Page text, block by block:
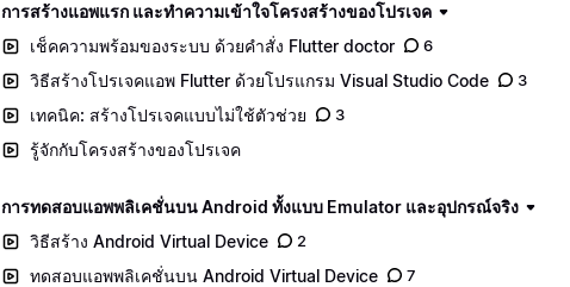
การสร้างแอพแรก และทำความเข้าใจโครงสร้างของโปรเจค
เช็คความพร้อมของระบบ ด้วยคำสั่ง Flutter doctor
6
วิธีสร้างโปรเจคแอพ Flutter ด้วยโปรแกรม Visual Studio Code 3
เทคนิค: สร้างโปรเจคแบบไม่ใช้ตัวช่วย 3
รู้จักกับโครงสร้างของโปรเจค
การทดสอบแอพพลิเคชั่นบน Android ทั้งแบบ Emulator และอุปกรณ์จริง
วิธีสร้าง Android Virtual Device
2
ทดสอบแอพพลิเคชั่นบน Android Virtual Device 7